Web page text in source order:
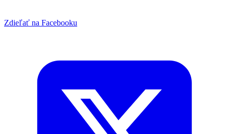
Zdieľať na Facebooku